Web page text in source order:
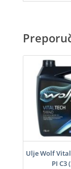
Ulje Wolf
PI C3